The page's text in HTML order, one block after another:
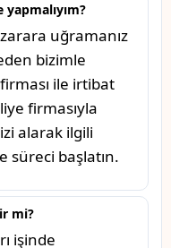
uğramanız
bizimle
ile irtibat
firmasıyla
alarak ilgili
süreci başlatın.
mi?
işinde